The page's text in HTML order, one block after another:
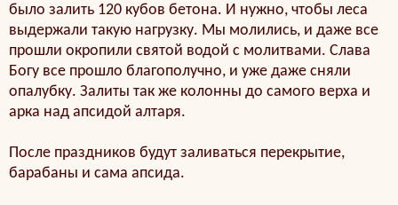
было залить 120 кубов бетона. И нужно, чтобы леса
выдержали такую нагрузку. Мы молились, и даже все
прошли окропили святой водой с молитвами. Слава
Богу все прошло благополучно, и уже даже сняли
опалубку. Залиты так же колонны до самого верха и
арка над апсидой алтаря.
После праздников будут заливаться перекрытие,
барабаны и сама апсида.